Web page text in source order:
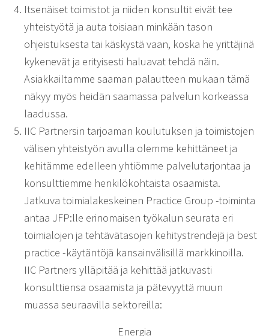
Itsenäiset toimistot ja niiden konsultit eivät tee
yhteistyötä ja auta toisiaan minkään tason
ohjeistuksesta tai käskystä vaan, koska he yrittäjinä
kykenevät ja erityisesti haluavat tehdä näin.
Asiakkailtamme saaman palautteen mukaan tämä
näkyy myös heidän saamassa palvelun korkeassa
laadussa.
IIC Partnersin tarjoaman koulutuksen ja toimistojen
välisen yhteistyön avulla olemme kehittäneet ja
kehitämme edelleen yhtiömme palvelutarjontaa ja
konsulttiemme henkilökohtaista osaamista.
Jatkuva toimialakeskeinen Practice Group -toiminta
antaa JFP:lle erinomaisen työkalun seurata eri
toimialojen ja tehtävätasojen kehitystrendejä ja best
practice -käytäntöjä kansainvälisillä markkinoilla.
IIC Partners ylläpitää ja kehittää jatkuvasti
konsulttiensa osaamista ja pätevyyttä muun
muassa seuraavilla sektoreilla:
Energia